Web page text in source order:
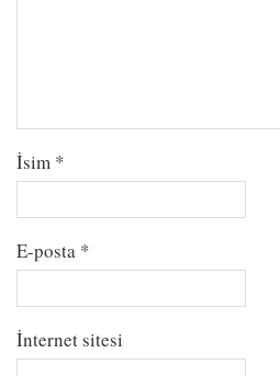
İsim *
E-posta *
İnternet sitesi